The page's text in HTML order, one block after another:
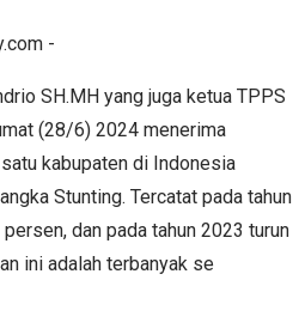
-
SH.MH yang juga ketua TPPS
(28/6) 2024 menerima
kabupaten di Indonesia
Stunting. Tercatat pada tahun
dan pada tahun 2023 turun
ini adalah terbanyak se